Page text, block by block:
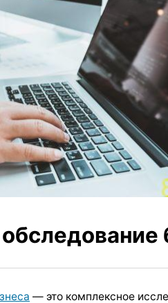
— это комплексное